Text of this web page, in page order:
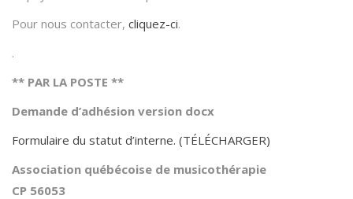
Pour nous contacter, cliquez-ci.
.
** PAR LA POSTE **
Demande d’adhésion version docx
Formulaire du statut d’interne. (TÉLÉCHARGER)
Association québécoise de musicothérapie
CP 56053